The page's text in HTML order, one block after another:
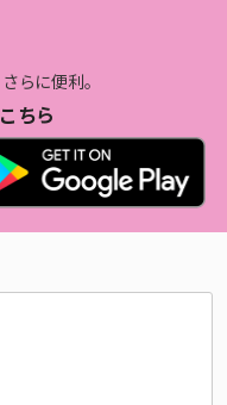
らに便利。
ちら